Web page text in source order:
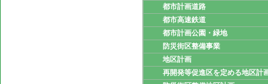
都市計画道路
都市高速鉄道
都市計画公園・緑地
防災街区整備事業
地区計画
再開発等促進区を定める地区計